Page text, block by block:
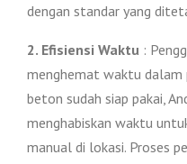
dengan standar yang
2. Efisiensi Waktu :
menghemat waktu dalam
beton sudah siap pakai,
menghabiskan waktu
manual di lokasi. Proses